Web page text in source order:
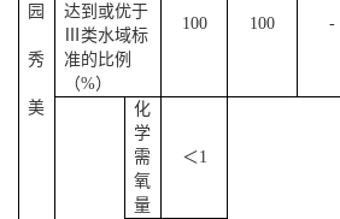
园
秀
美
达到或优于
Ⅲ类水域标
准的比例
（%）
100 100 -
化
学
需
氧
量
＜1